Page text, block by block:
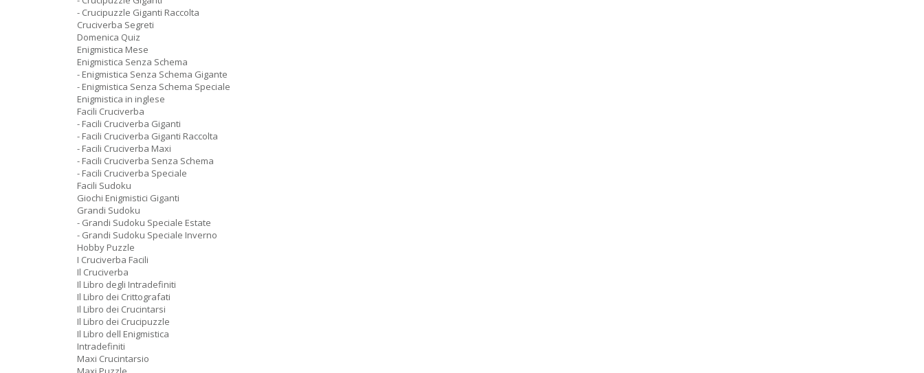
- Crucipuzzle Giganti Raccolta
Cruciverba Segreti
Domenica Quiz
Enigmistica Mese
Enigmistica Senza Schema
- Enigmistica Senza Schema Gigante
- Enigmistica Senza Schema Speciale
Enigmistica in inglese
Facili Cruciverba
- Facili Cruciverba Giganti
- Facili Cruciverba Giganti Raccolta
- Facili Cruciverba Maxi
- Facili Cruciverba Senza Schema
- Facili Cruciverba Speciale
Facili Sudoku
Giochi Enigmistici Giganti
Grandi Sudoku
- Grandi Sudoku Speciale Estate
- Grandi Sudoku Speciale Inverno
Hobby Puzzle
I Cruciverba Facili
Il Cruciverba
Il Libro degli Intradefiniti
Il Libro dei Crittografati
Il Libro dei Crucintarsi
Il Libro dei Crucipuzzle
Il Libro dell Enigmistica
Intradefiniti
Maxi Crucintarsio